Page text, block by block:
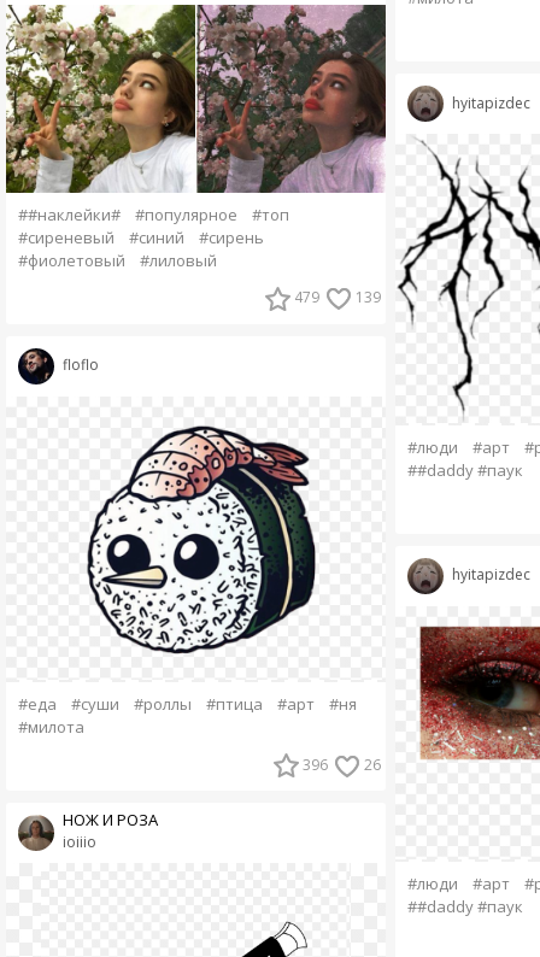
##наклейки# #популярное
#топ
#сиреневый
#синий
#сирень
#фиолетовый
#лиловый
479 139
floflo
#еда #суши #роллы #птица #арт
#ня
#милота
396 26
ioiiio
НОЖ И РОЗА
hyitapizdec
#люди #арт
##daddy #паук
hyitapizdec
#люди #арт
##daddy #паук